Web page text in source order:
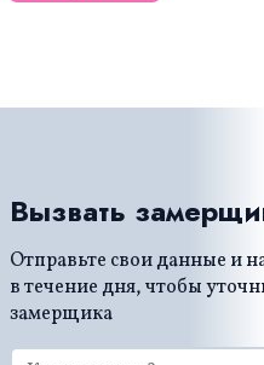
Вызвать
Отправьте свои данные и
в течение дня, чтобы
замерщика